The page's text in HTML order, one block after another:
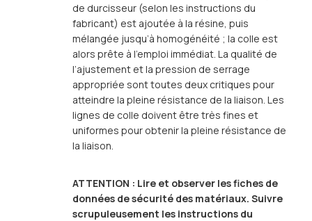
de durcisseur (selon les instructions du
fabricant) est ajoutée à la résine, puis
mélangée jusqu’à homogénéité ; la colle est
alors prête à l’emploi immédiat. La qualité de
l’ajustement et la pression de serrage
appropriée sont toutes deux critiques pour
atteindre la pleine résistance de la liaison. Les
lignes de colle doivent être très fines et
uniformes pour obtenir la pleine résistance de
la liaison.
ATTENTION : Lire et observer les fiches de
données de sécurité des matériaux. Suivre
scrupuleusement les instructions du